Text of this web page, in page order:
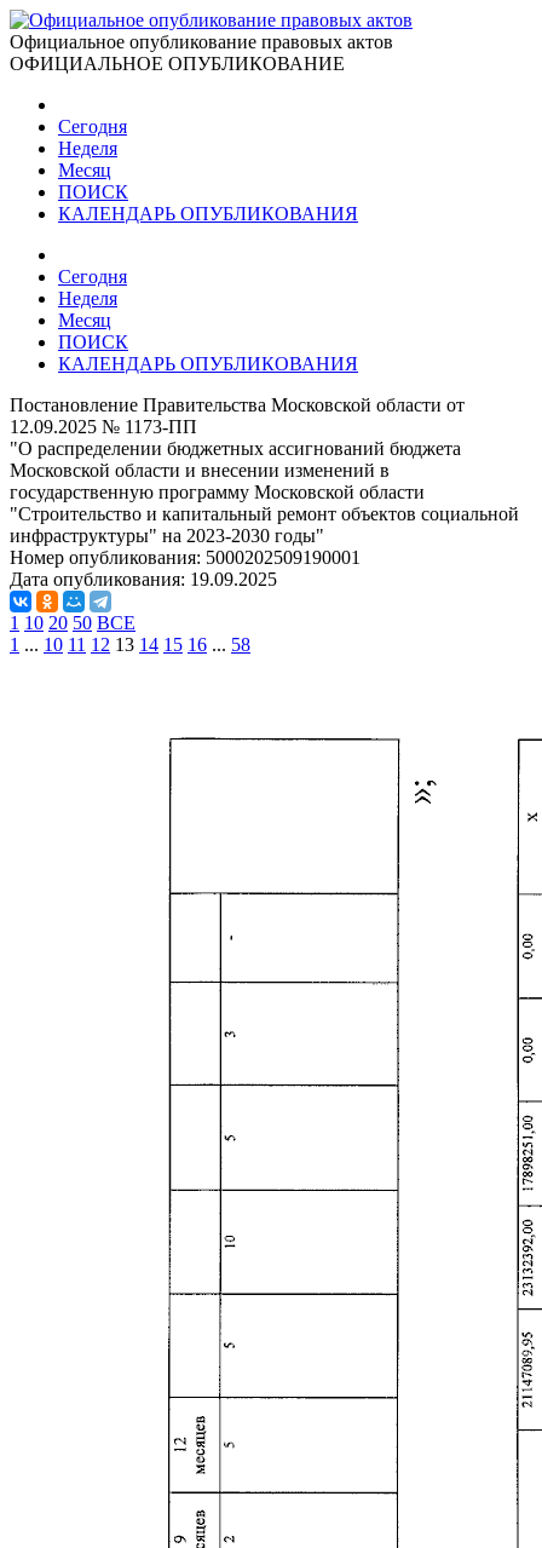
Официальное опубликование правовых актов
ОФИЦИАЛЬНОЕ ОПУБЛИКОВАНИЕ
Сегодня
Неделя
Месяц
ПОИСК
КАЛЕНДАРЬ ОПУБЛИКОВАНИЯ
Сегодня
Неделя
Месяц
ПОИСК
КАЛЕНДАРЬ ОПУБЛИКОВАНИЯ
Постановление Правительства Московской области от
12.09.2025 № 1173-ПП
"О распределении бюджетных ассигнований бюджета
Московской области и внесении изменений в
государственную программу Московской области
"Строительство и капитальный ремонт объектов социальной
инфраструктуры" на 2023-2030 годы"
Номер опубликования: 5000202509190001
Дата опубликования: 19.09.2025
1 10 20 50 ВСЕ
1 ... 10 11 12 13 14 15 16 ... 58